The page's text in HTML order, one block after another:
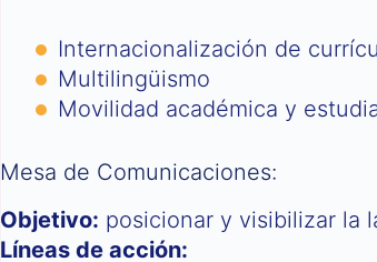
Internacionalización de
Multilingüismo
Movilidad académica y
Mesa de Comunicaciones:
Objetivo: posicionar y visibilizar la
Líneas de acción: